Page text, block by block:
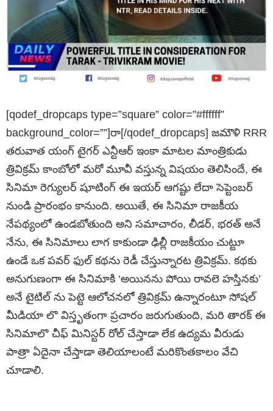
[qodef_dropcaps type=”square” color=”#ffffff”
background_color=””]రా[/qodef_dropcaps] జమౌళి RRR
తరువాత యంగ్ టైగర్ ఎన్టీఆర్ ఇంకా మాటల మాంత్రికుడు
త్రివిక్రమ్ కాంబోలో మరో మూవీ వస్తున్న విషయం తెలిసిందే, ఈ
సినిమా రెగ్యులర్ షూటింగ్ ఈ ఇయర్ ఆగష్టు లేదా సెప్టెంబర్
నుండి ప్రారంభం కానుంది. అయితే, ఈ సినిమా రాజకీయ
నేపథ్యంలో ఉండబోతుంది అని సమాచారం, లీడర్, భరత్ అనే
నేను, ఈ సినిమాలు లాగ కాకుండా ఢిల్లీ రాజకీయం చుట్టూ
ఉండే ఒక పవర్ ఫుల్ కథను రెడీ చేస్తున్నారట త్రివిక్రమ్. కథకు
అనుగుణంగా ఈ సినిమాకి ‘అయినను పోయి రావలె హస్తినకు’
అనే టైటిల్ ను పెట్టె ఆలోచనలో త్రివిక్రమ్ ఉన్నారంటూ సోషల్
మీడియా లొ విస్తృతంగా ప్రచారం జరుగుతుంది, మరి తారక్ ఈ
సినిమాలొ చీఫ్ మినిస్టర్ రోల్ చేస్తాడా లేక ఉద్యమ వీరుడు
పాత్రా ఏదైనా చేస్తాడా తెలియాలంటే మరికొంతకాలం వేచి
చూడాలి.